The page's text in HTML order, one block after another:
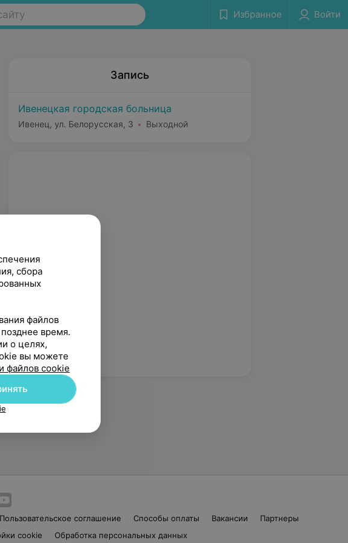
Избранное Войти
Запись
Ивенецкая городская больница
Ивенец, ул. Белорусская, 3 Выходной
Пользовательское соглашение Способы оплаты Вакансии
Партнеры
cookie Обработка персональных данных
сбора
файлов
время.
о целях,
вы можете
файлов cookie